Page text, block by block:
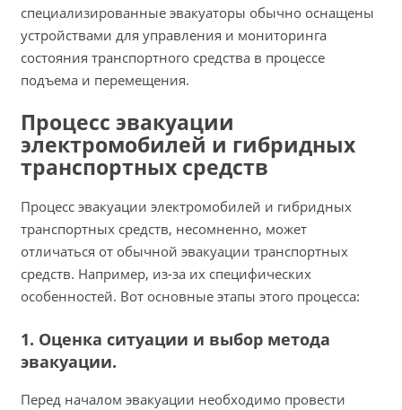
специализированные эвакуаторы обычно оснащены
устройствами для управления и мониторинга
состояния транспортного средства в процессе
подъема и перемещения.
Процесс эвакуации
электромобилей и гибридных
транспортных средств
Процесс эвакуации электромобилей и гибридных
транспортных средств, несомненно, может
отличаться от обычной эвакуации транспортных
средств. Например, из-за их специфических
особенностей. Вот основные этапы этого процесса:
1. Оценка ситуации и выбор метода
эвакуации.
Перед началом эвакуации необходимо провести